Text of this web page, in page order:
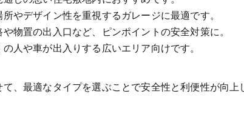
やデザイン性を重視するガレージに最適です。
物置の出入口など、ピンポイントの安全対策に。
人や車が出入りする広いエリア向けです。
、最適なタイプを選ぶことで安全性と利便性が向上